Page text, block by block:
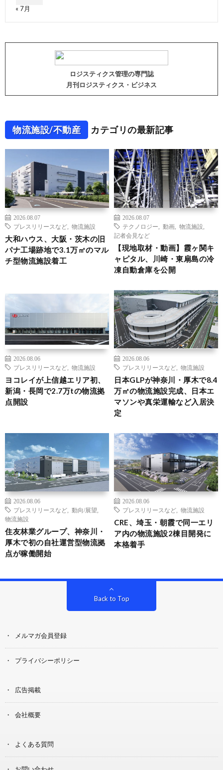
« 7月
ロジスティクス管理の専門誌
月刊ロジスティクス・ビジネス
物流施設/不動産 カテゴリの最新記事
2026.08.07
プレスリリースなど
物流施設
大和ハウス、大阪・茨木の旧
パナ工場跡地で3.1万㎡のマル
チ型物流施設着工
2026.08.07
テクノロジー
動画 物流施設
記者会見など
【現地取材・動画】霞ヶ関キ
ャピタル、川崎・東扇島の冷
凍自動倉庫を公開
2026.08.06
プレスリリースなど
物流施設
ヨコレイが上信越エリア初、
新潟・長岡で2.7万tの物流拠
点開設
2026.08.06
プレスリリースなど
物流施設
日本GLPが神奈川・厚木で8.4
万㎡の物流施設完成、日本エ
マソンや真栄運輸など入居決
定
2026.08.06
プレスリリースなど
動向/展望
物流施設
住友林業グループ、神奈川・
厚木で初の自社運営型物流拠
点が稼働開始
2026.08.06
プレスリリースなど
物流施設
CRE、埼玉・朝霞で同一エリ
ア内の物流施設2棟目開発に
本格着手
Back to Top
メルマガ会員登録
プライバシーポリシー
広告掲載
会社概要
よくある質問